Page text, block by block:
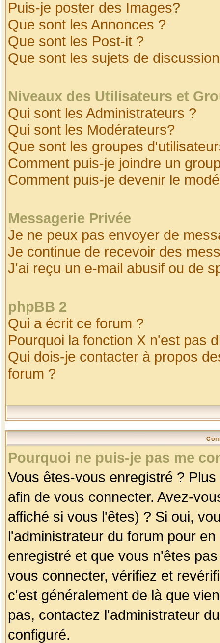
Puis-je poster des Images?
Que sont les Annonces ?
Que sont les Post-it ?
Que sont les sujets de
Niveaux des Utilisateurs et
Qui sont les Administrateurs ?
Qui sont les Modérateurs?
Que sont les groupes
Comment puis-je joindre un
Comment puis-je devenir le
Messagerie Privée
Je ne peux pas envoyer de
Je continue de recevoir des
J'ai reçu un e-mail abusif ou de
phpBB 2
Qui a écrit ce forum ?
Pourquoi la fonction X n'est pas
Qui dois-je contacter à propos
forum ?
Pourquoi ne puis-je pas me
Vous êtes-vous enregistré ?
afin de vous connecter. Avez-
affiché si vous l'êtes) ? Si oui,
l'administrateur du forum pour
enregistré et que vous n'êtes
vous connecter, vérifiez et
c'est généralement de là que
pas, contactez l'administrateur
configuré.